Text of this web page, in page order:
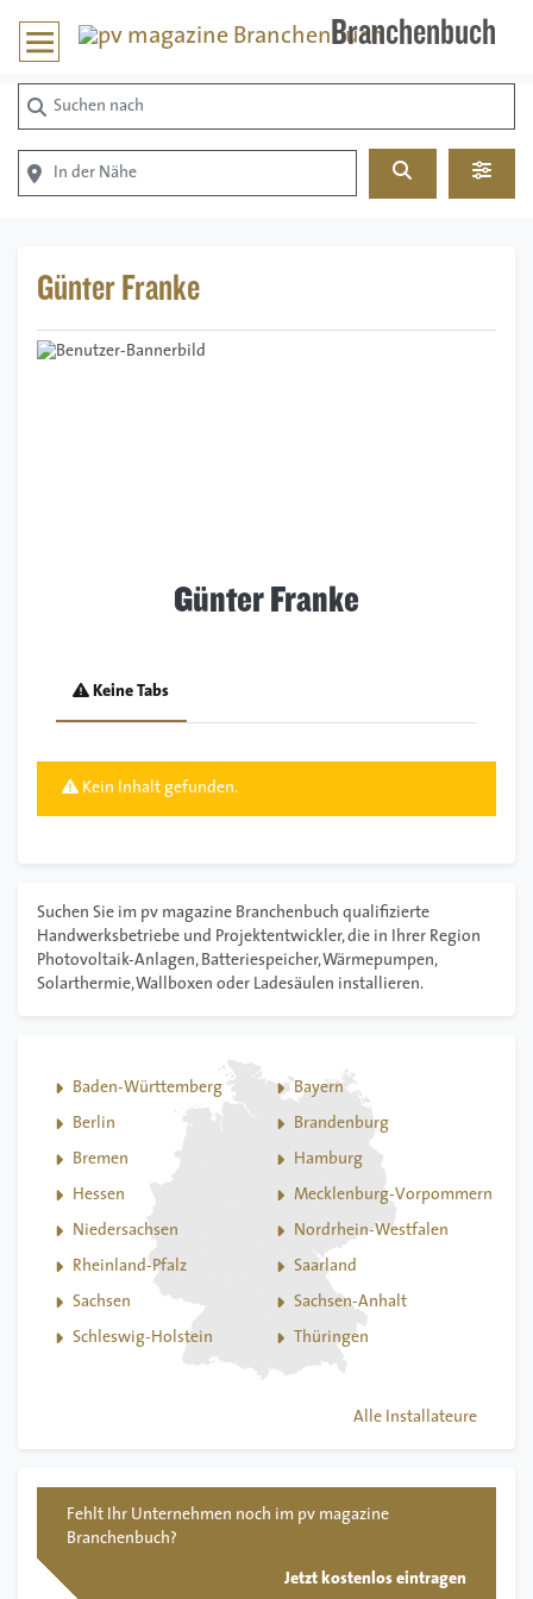
Branchenbuch
Suchen nach
In der Nähe
Günter Franke
Günter Franke
Keine Tabs
Kein Inhalt gefunden.
Suchen Sie im pv magazine Branchenbuch qualifizierte
Handwerksbetriebe und Projektentwickler, die in Ihrer Region
Photovoltaik-Anlagen, Batteriespeicher, Wärmepumpen,
Solarthermie, Wallboxen oder Ladesäulen installieren.
Baden-Württemberg
Bayern
Berlin
Brandenburg
Bremen
Hamburg
Hessen
Mecklenburg-Vorpommern
Niedersachsen
Nordrhein-Westfalen
Rheinland-Pfalz
Saarland
Sachsen
Sachsen-Anhalt
Schleswig-Holstein
Thüringen
Alle Installateure
Fehlt Ihr Unternehmen noch im pv magazine
Branchenbuch?
Jetzt kostenlos eintragen